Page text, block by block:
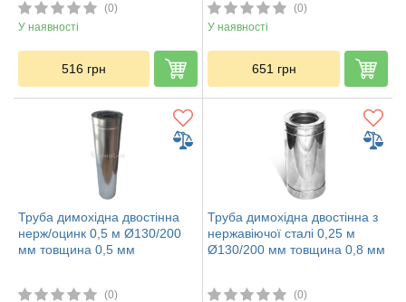
(0)
У наявності
516 грн
(0)
У наявності
651 грн
Труба димохідна двостінна
нерж/оцинк 0,5 м Ø130/200
мм товщина 0,5 мм
(0)
Труба димохідна двостінна з
нержавіючої сталі 0,25 м
Ø130/200 мм товщина 0,8 мм
(0)